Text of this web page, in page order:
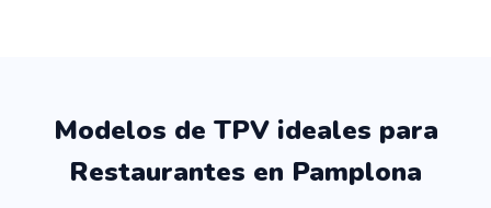
Modelos de TPV ideales para
Restaurantes en Pamplona